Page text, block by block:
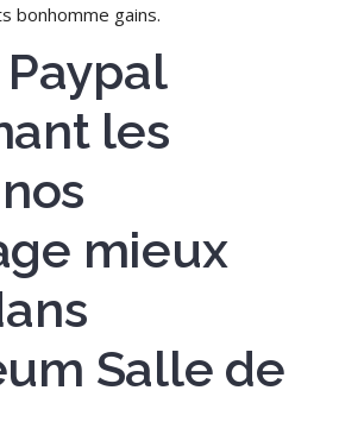
bonhomme gains.
les
mieux
Salle de